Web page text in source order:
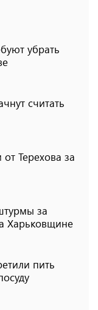
убрать
считать
Терехова за
за
Харьковщине
пить